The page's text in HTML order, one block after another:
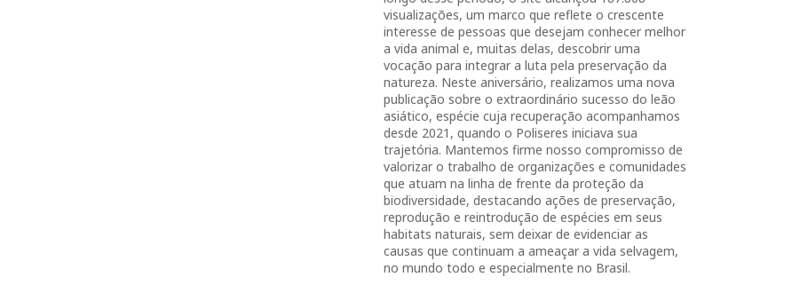
visualizações, um marco que reflete o crescente
interesse de pessoas que desejam conhecer melhor
a vida animal e, muitas delas, descobrir uma
vocação para integrar a luta pela preservação da
natureza. Neste aniversário, realizamos uma nova
publicação sobre o extraordinário sucesso do leão
asiático, espécie cuja recuperação acompanhamos
desde 2021, quando o Poliseres iniciava sua
trajetória. Mantemos firme nosso compromisso de
valorizar o trabalho de organizações e comunidades
que atuam na linha de frente da proteção da
biodiversidade, destacando ações de preservação,
reprodução e reintrodução de espécies em seus
habitats naturais, sem deixar de evidenciar as
causas que continuam a ameaçar a vida selvagem,
no mundo todo e especialmente no Brasil.